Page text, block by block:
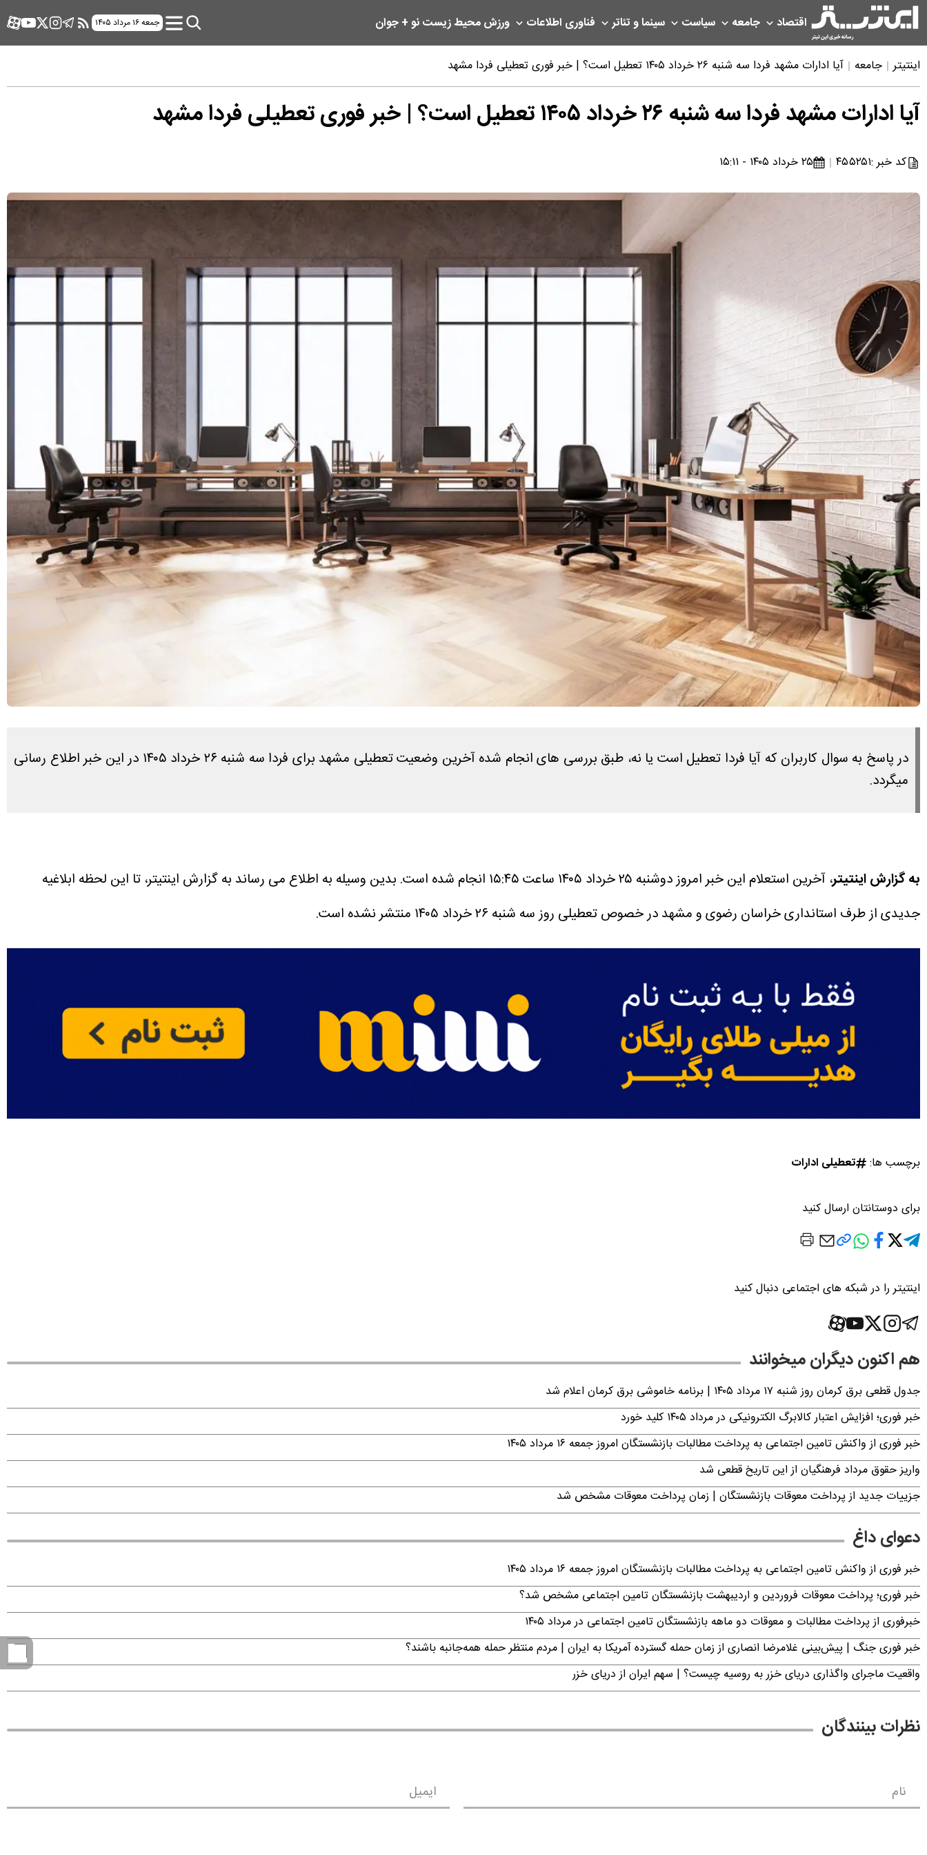
اقتصاد جامعه سیاست سینما و تئاتر فناوری اطلاعات ورزشمحیط زیستنو + جوان جمعه ۱۶ مرداد ۱۴۰۵
اینتیتر جامعه آیا ادارات مشهد فردا سه شنبه ۲۶ خرداد ۱۴۰۵ تعطیل است؟ | خبر فوری تعطیلی فردا مشهد
آیا ادارات مشهد فردا سه شنبه ۲۶ خرداد ۱۴۰۵ تعطیل است؟ | خبر فوری تعطیلی فردا مشهد
کد خبر :۴۵۵۲۵۱ ۲۵ خرداد ۱۴۰۵ - ۱۵:۱۱
در پاسخ به سوال کاربران که آیا فردا تعطیل است یا نه، طبق بررسی های انجام شده آخرین وضعیت تعطیلی مشهد برای فردا سه شنبه ۲۶ خرداد ۱۴۰۵ در این خبر اطلاع رسانی
میگردد.
به گزارش اینتیتر، آخرین استعلام این خبر امروز دوشنبه ۲۵ خرداد ۱۴۰۵ ساعت ۱۵:۴۵ انجام شده است.
بدین وسیله به اطلاع می رساند به گزارش اینتیتر، تا این لحظه ابلاغیه
جدیدی از طرف استانداری خراسان رضوی و مشهد در خصوص تعطیلی روز سه شنبه ۲۶ خرداد ۱۴۰۵ منتشر نشده است.
برچسب ها: تعطیلی ادارات
برای دوستانتان ارسال کنید
اینتیتر را در شبکه های اجتماعی دنبال کنید
هم اکنون دیگران میخوانند
جدول قطعی برق کرمان روز شنبه ۱۷ مرداد ۱۴۰۵ | برنامه خاموشی برق کرمان اعلام شد
خبر فوری؛ افزایش اعتبار کالابرگ الکترونیکی در مرداد ۱۴۰۵ کلید خورد
خبر فوری از واکنش تامین اجتماعی به پرداخت مطالبات بازنشستگان امروز جمعه ۱۶ مرداد ۱۴۰۵
واریز حقوق مرداد فرهنگیان از این تاریخ قطعی شد
جزییات جدید از پرداخت معوقات بازنشستگان | زمان پرداخت معوقات مشخص شد
دعوای داغ
خبر فوری از واکنش تامین اجتماعی به پرداخت مطالبات بازنشستگان امروز جمعه ۱۶ مرداد ۱۴۰۵
خبر فوری؛ پرداخت معوقات فروردین و اردیبهشت بازنشستگان تامین اجتماعی مشخص شد؟
خبرفوری از پرداخت مطالبات و معوقات دو ماهه بازنشستگان تامین اجتماعی در مرداد ۱۴۰۵
خبر فوری جنگ | پیش‌بینی غلامرضا انصاری از زمان حمله گسترده آمریکا به ایران | مردم منتظر حمله همه‌جانبه باشند؟
واقعیت ماجرای واگذاری دریای خزر به روسیه چیست؟ | سهم ایران از دریای خزر
نظرات بینندگان
نام ایمیل